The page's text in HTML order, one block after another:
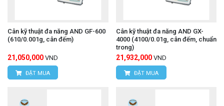
Cân kỹ thuật đa năng AND GF-600
(610/0.001g, cân đếm)
21,050,000 VND
ĐẶT MUA
Cân kỹ thuật đa năng AND GX-
4000 (4100/0.01g, cân đếm, chuẩn
trong)
21,932,000 VND
ĐẶT MUA